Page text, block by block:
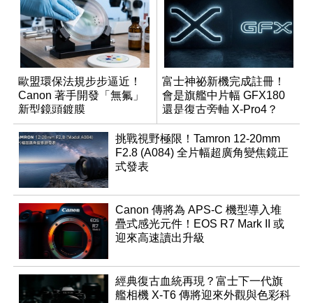
歐盟環保法規步步逼近！
Canon 著手開發「無氟」
新型鏡頭鍍膜
富士神祕新機完成註冊！
會是旗艦中片幅 GFX180
還是復古旁軸 X-Pro4？
挑戰視野極限！Tamron 12-20mm
F2.8 (A084) 全片幅超廣角變焦鏡正
式發表
Canon 傳將為 APS-C 機型導入堆
疊式感光元件！EOS R7 Mark II 或
迎來高速讀出升級
經典復古血統再現？富士下一代旗
艦相機 X-T6 傳將迎來外觀與色彩科